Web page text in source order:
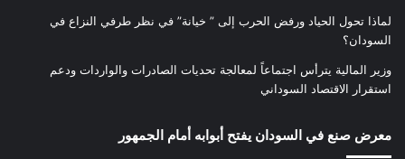
لماذا تحول الحياد ورفض الحرب إلى ” خيانة” في نظر طرفي النزاع في
السودان؟
وزير المالية يترأس اجتماعاً لمعالجة تحديات الصادرات والواردات ودعم
استقرار الاقتصاد السوداني
معرض صنع في السودان يفتح أبوابه أمام الجمهور